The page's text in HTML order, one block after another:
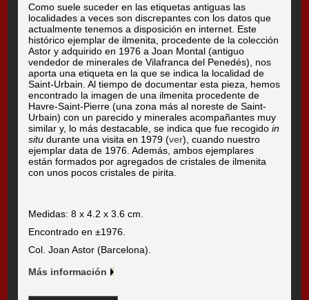
Como suele suceder en las etiquetas antiguas las
localidades a veces son discrepantes con los datos que
actualmente tenemos a disposición en internet. Este
histórico ejemplar de ilmenita, procedente de la colección
Astor y adquirido en 1976 a Joan Montal (antiguo
vendedor de minerales de Vilafranca del Penedés), nos
aporta una etiqueta en la que se indica la localidad de
Saint-Urbain. Al tiempo de documentar esta pieza, hemos
encontrado la imagen de una ilmenita procedente de
Havre-Saint-Pierre (una zona más al noreste de Saint-
Urbain) con un parecido y minerales acompañantes muy
similar y, lo más destacable, se indica que fue recogidoin
situ durante una visita en 1979 (ver), cuando nuestro
ejemplar data de 1976. Además, ambos ejemplares
están formados por agregados de cristales de ilmenita
con unos pocos cristales de pirita.
Medidas: 8 x 4.2 x 3.6 cm.
Encontrado en ±1976.
Col. Joan Astor (Barcelona).
Más información